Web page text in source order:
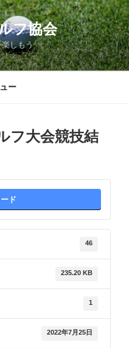
フ協会
しもう
ー
フ大会競技結
ド
46
235.20 KB
1
2022年7月25日